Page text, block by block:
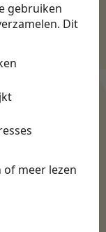
gebruiken
Dit
of meer lezen